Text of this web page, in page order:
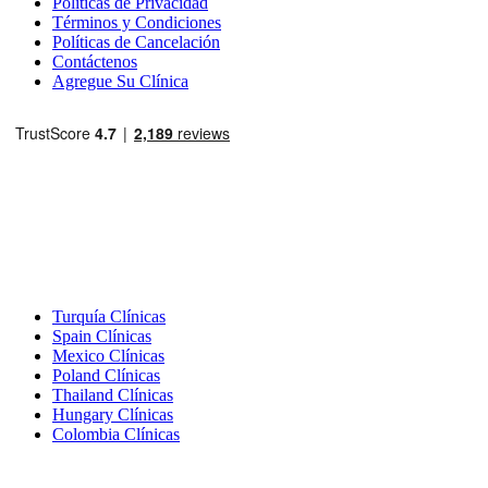
Términos y Condiciones
Políticas de Cancelación
Contáctenos
Agregue Su Clínica
Turquía Clínicas
Spain Clínicas
Mexico Clínicas
Poland Clínicas
Thailand Clínicas
Hungary Clínicas
Colombia Clínicas